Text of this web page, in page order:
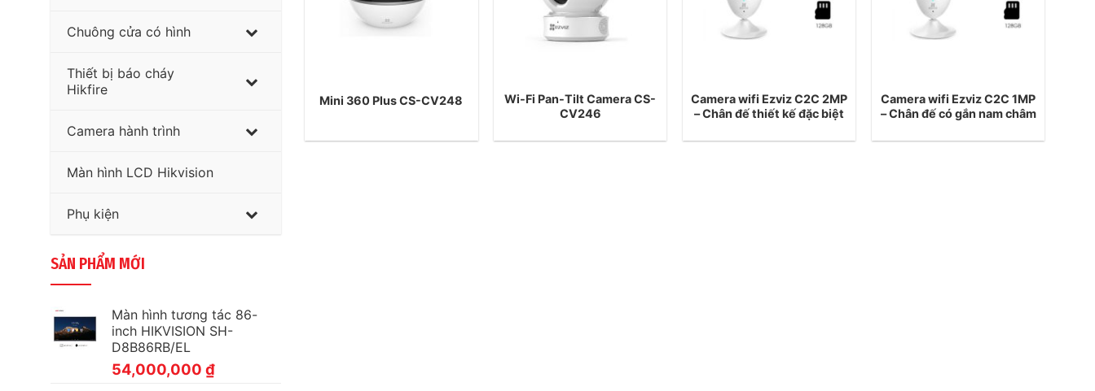
Chuông cửa có hình
Thiết bị báo cháy
Hikfire
Camera hành trình
Màn hình LCD Hikvision
Phụ kiện
SẢN PHẨM MỚI
Màn hình tương tác 86-
inch HIKVISION SH-
D8B86RB/EL
54,000,000 ₫
Mini 360 Plus CS-CV248
Wi-Fi Pan-Tilt Camera CS-
CV246
Camera wifi Ezviz C2C 2MP
– Chân đế thiết kế đặc biệt
Camera wifi Ezviz C2C 1MP
– Chân đế có gắn nam châm